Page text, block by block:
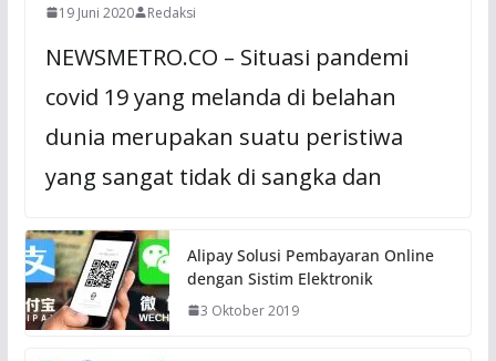
19 Juni 2020 Redaksi
NEWSMETRO.CO – Situasi pandemi
covid 19 yang melanda di belahan
dunia merupakan suatu peristiwa
yang sangat tidak di sangka dan
Alipay Solusi Pembayaran Online
dengan Sistim Elektronik
3 Oktober 2019